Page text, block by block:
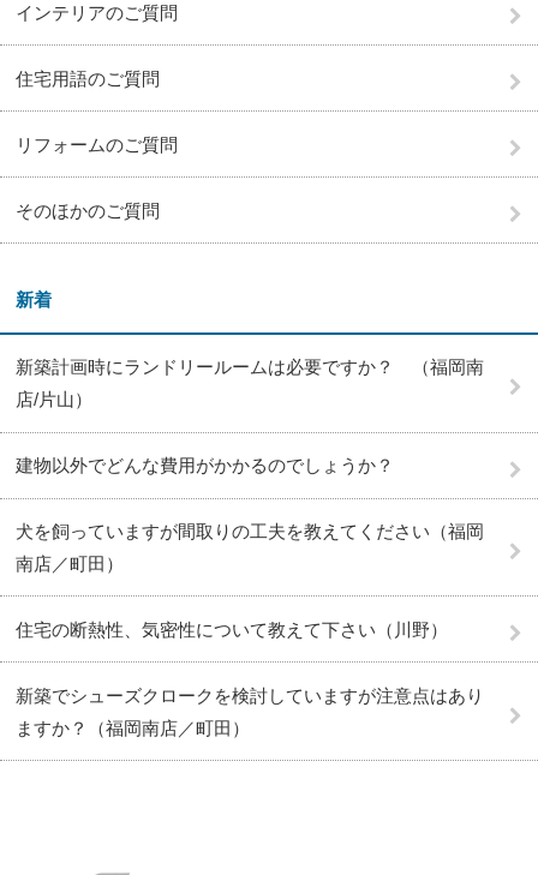
インテリアのご質問
住宅用語のご質問
リフォームのご質問
そのほかのご質問
新着
新築計画時にランドリールームは必要ですか？ （福岡南
店/片山）
建物以外でどんな費用がかかるのでしょうか？
犬を飼っていますが間取りの工夫を教えてください（福岡
南店／町田）
住宅の断熱性、気密性について教えて下さい（川野）
新築でシューズクロークを検討していますが注意点はあり
ますか？（福岡南店／町田）